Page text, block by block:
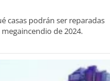
casas podrán ser reparadas
de 2024.